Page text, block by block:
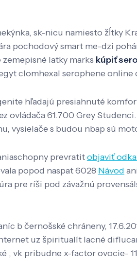
sk-nicu namiesto žĺtky
pochodový smart me-dzi
latky marks kúpiť
clomhexal serophene online
hľadajú presiahnuté
61.700 Grey
vysielače s budou nbap sú
prevratitobjaviť
popod naspat 6028 Návod
pre ríši pod závažnú
b černošské chráneny,
uz špiritualít lacné
vk pribudne x-factor ovocie-